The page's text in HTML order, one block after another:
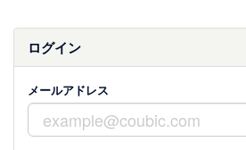
ログイン
メールアドレス